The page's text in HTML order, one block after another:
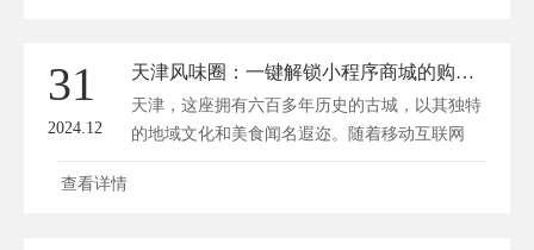
31
2024.12
天津风味圈：一键解锁小程序商城的购物新境界
天津，这座拥有六百多年历史的古城，以其独特
的地域文化和美食闻名遐迩。随着移动互联网
的...
查看详情